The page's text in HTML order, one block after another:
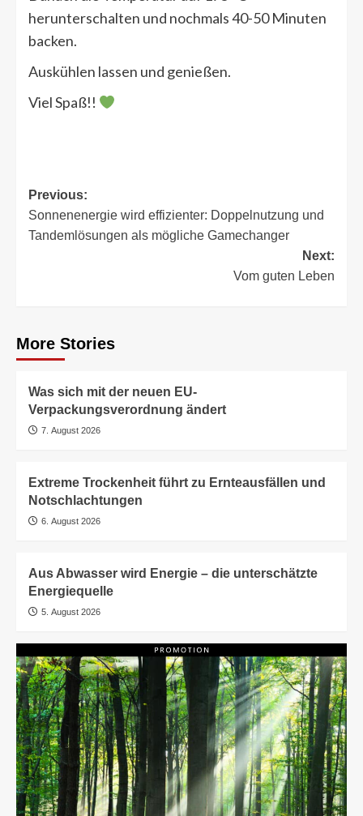
herunterschalten und nochmals 40-50 Minuten
backen.
Auskühlen lassen und genießen.
Viel Spaß!!
Post
navigation
Previous:
Sonnenenergie wird effizienter: Doppelnutzung und
Tandemlösungen als mögliche Gamechanger
Next:
Vom guten Leben
More Stories
Was sich mit der neuen EU-
Verpackungsverordnung ändert
7. August 2026
Extreme Trockenheit führt zu Ernteausfällen und
Notschlachtungen
6. August 2026
Aus Abwasser wird Energie – die unterschätzte
Energiequelle
5. August 2026